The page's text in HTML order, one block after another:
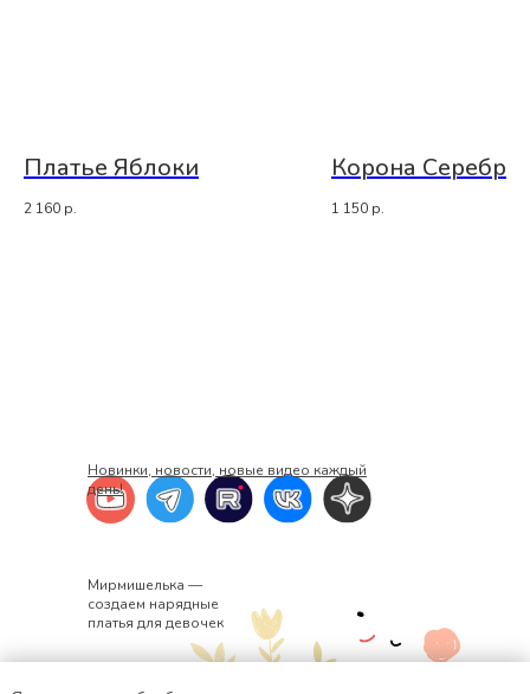
Платье Яблоки
2 160 р.
Корона Серебро
1 150 р.
Мирмишелька —
создаем нарядные
платья для девочек
Новинки, новости, новые видео каждый
день!